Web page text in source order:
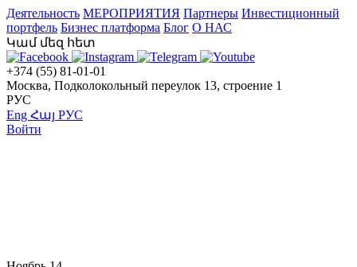
Деятельность МЕРОПРИЯТИЯ Партнеры Инвестиционный
портфель Бизнес платформа Блог О НАС
Կամ մեզ հետ
+374 (55) 81-01-01
Москва, Подколокольный переулок 13, строение 1
РУС
Eng Հայ РУС
Войти